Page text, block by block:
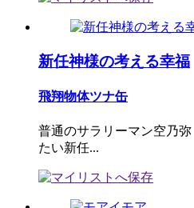
新任神様の考える幸福
飛翔物体ツナ缶
普通のサラリーマン空乃
たい新任...